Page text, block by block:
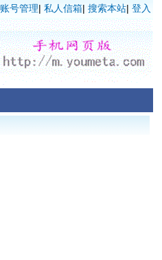
账号管理| 私人信箱| 搜索本站| 登入